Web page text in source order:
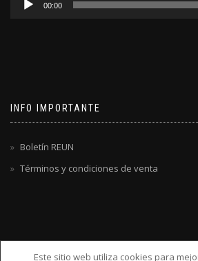
00:00
INFO IMPORTANTE
Boletín REUN
Términos y condiciones de venta
Este sitio web utiliza cookies para